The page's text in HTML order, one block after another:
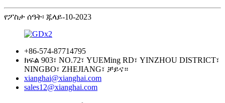
የፖስታ ሰዓት፡ ጁላይ-10-2023
+86-574-87714795
ክፍል 903፣ NO.72፣ YUEMing RD፣ YINZHOU DISTRICT፣
NINGBO፣ ZHEJIANG፣ ቻይና።
xianghai@xianghai.com
sales12@xianghai.com